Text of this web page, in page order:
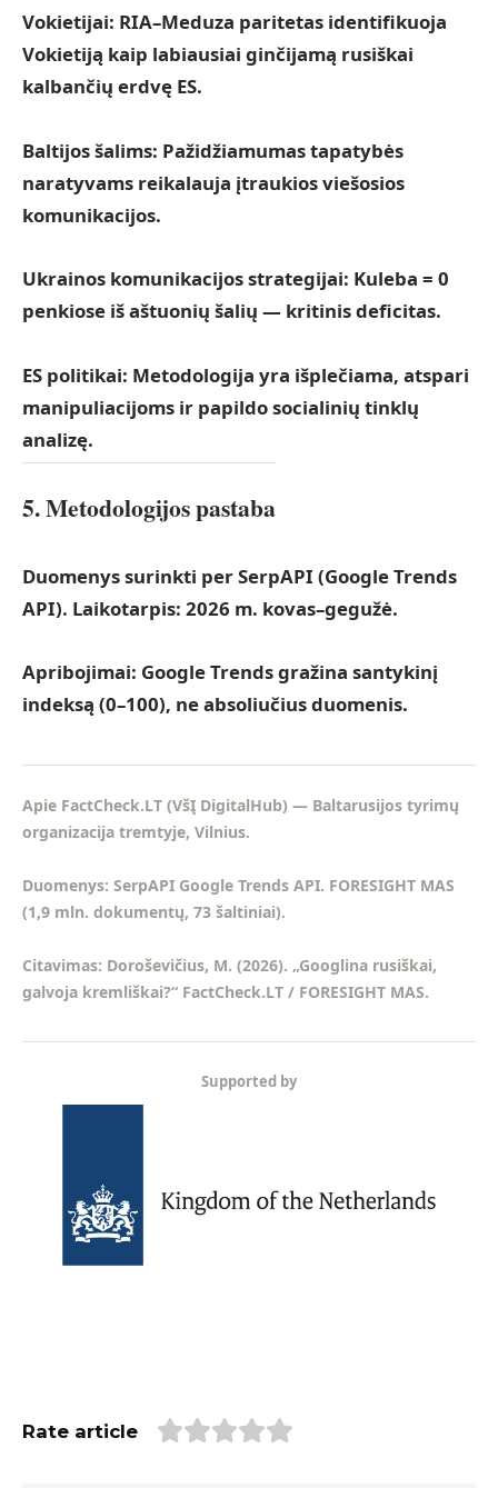
Vokietijai: RIA–Meduza paritetas identifikuoja
Vokietiją kaip labiausiai ginčijamą rusiškai
kalbančių erdvę ES.
Baltijos šalims: Pažidžiamumas tapatybės
naratyvams reikalauja įtraukios viešosios
komunikacijos.
Ukrainos komunikacijos strategijai: Kuleba = 0
penkiose iš aštuonių šalių — kritinis deficitas.
ES politikai: Metodologija yra išplečiama, atspari
manipuliacijoms ir papildo socialinių tinklų
analizę.
5. Metodologijos pastaba
Duomenys surinkti per SerpAPI (Google Trends
API). Laikotarpis: 2026 m. kovas–gegužė.
Apribojimai: Google Trends gražina santykinį
indeksą (0–100), ne absoliučius duomenis.
Apie FactCheck.LT (VšĮ DigitalHub) — Baltarusijos tyrimų
organizacija tremtyje, Vilnius.
Duomenys: SerpAPI Google Trends API. FORESIGHT MAS
(1,9 mln. dokumentų, 73 šaltiniai).
Citavimas: Doroševičius, M. (2026). „Googlina rusiškai,
galvoja kremliškai?“ FactCheck.LT / FORESIGHT MAS.
Supported by
Rate article